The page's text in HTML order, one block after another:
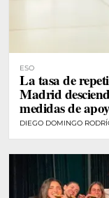
ESO
La tasa de
Madrid
medidas de
DIEGO DOMINGO